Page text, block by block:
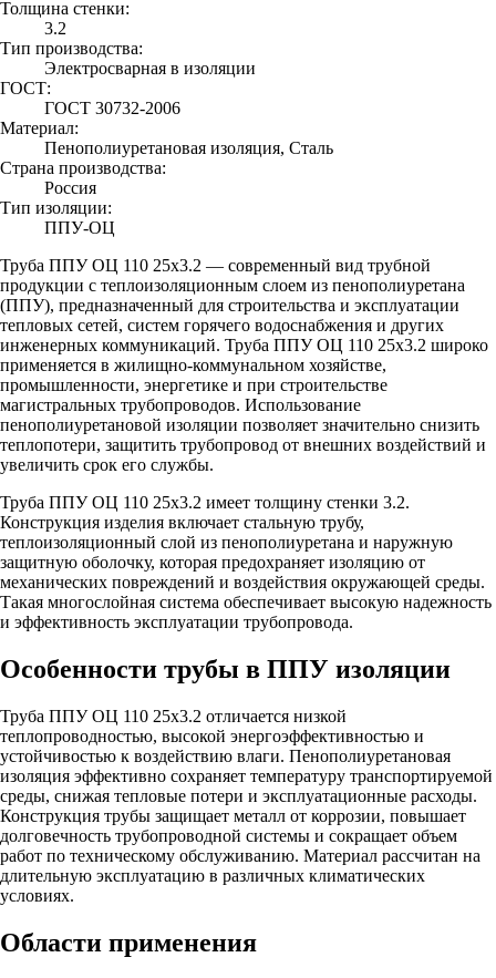
Толщина стенки:
3.2
Тип производства:
Электросварная в изоляции
ГОСТ:
ГОСТ 30732-2006
Материал:
Пенополиуретановая изоляция, Сталь
Страна производства:
Россия
Тип изоляции:
ППУ-ОЦ
Труба ППУ ОЦ 110 25х3.2 — современный вид трубной
продукции с теплоизоляционным слоем из пенополиуретана
(ППУ), предназначенный для строительства и эксплуатации
тепловых сетей, систем горячего водоснабжения и других
инженерных коммуникаций. Труба ППУ ОЦ 110 25х3.2 широко
применяется в жилищно-коммунальном хозяйстве,
промышленности, энергетике и при строительстве
магистральных трубопроводов. Использование
пенополиуретановой изоляции позволяет значительно снизить
теплопотери, защитить трубопровод от внешних воздействий и
увеличить срок его службы.
Труба ППУ ОЦ 110 25х3.2 имеет толщину стенки 3.2.
Конструкция изделия включает стальную трубу,
теплоизоляционный слой из пенополиуретана и наружную
защитную оболочку, которая предохраняет изоляцию от
механических повреждений и воздействия окружающей среды.
Такая многослойная система обеспечивает высокую надежность
и эффективность эксплуатации трубопровода.
Особенности трубы в ППУ изоляции
Труба ППУ ОЦ 110 25х3.2 отличается низкой
теплопроводностью, высокой энергоэффективностью и
устойчивостью к воздействию влаги. Пенополиуретановая
изоляция эффективно сохраняет температуру транспортируемой
среды, снижая тепловые потери и эксплуатационные расходы.
Конструкция трубы защищает металл от коррозии, повышает
долговечность трубопроводной системы и сокращает объем
работ по техническому обслуживанию. Материал рассчитан на
длительную эксплуатацию в различных климатических
условиях.
Области применения